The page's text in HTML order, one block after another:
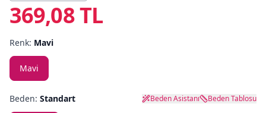
Markalar
Plaj & Mayo
Yazlık Pijama
369,08 TL
Renk: Mavi
Mavi
Beden: Standart Beden Asistanı Beden Tablosu